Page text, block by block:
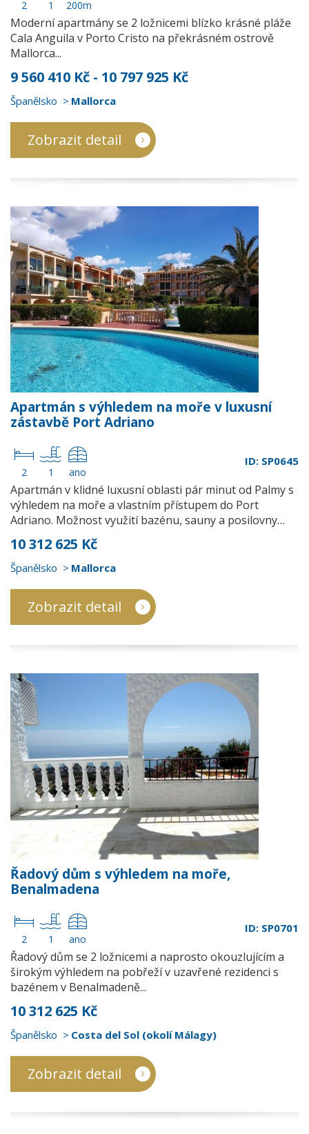
2 1 200m
Moderní apartmány se 2 ložnicemi blízko krásné pláže
Cala Anguila v Porto Cristo na překrásném ostrově
Mallorca...
9 560 410 Kč - 10 797 925 Kč
Španělsko Mallorca
Zobrazit detail
Apartmán s výhledem na moře v luxusní
zástavbě Port Adriano
2 1 ano
ID: SP0645
Apartmán v klidné luxusní oblasti pár minut od Palmy s
výhledem na moře a vlastním přístupem do Port
Adriano. Možnost využití bazénu, sauny a posilovny…
10 312 625 Kč
Španělsko Mallorca
Zobrazit detail
Řadový dům s výhledem na moře,
Benalmadena
2 1 ano
ID: SP0701
Řadový dům se 2 ložnicemi a naprosto okouzlujícím a
širokým výhledem na pobřeží v uzavřené rezidenci s
bazénem v Benalmadeně...
10 312 625 Kč
Španělsko Costa del Sol (okolí Málagy)
Zobrazit detail